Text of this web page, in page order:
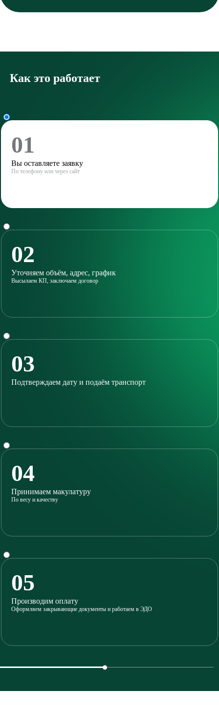
Как это работает
01
Вы оставляете заявку
По телефону или через сайт
02
Уточняем объём, адрес, график
Высылаем КП, заключаем договор
03
Подтверждаем дату и подаём транспорт
04
Принимаем макулатуру
По весу и качеству
05
Производим оплату
Оформляем закрывающие документы и работаем в ЭДО